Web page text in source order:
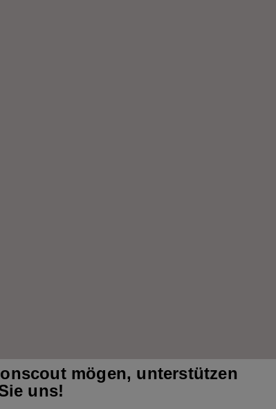
mögen, unterstützen
uns!